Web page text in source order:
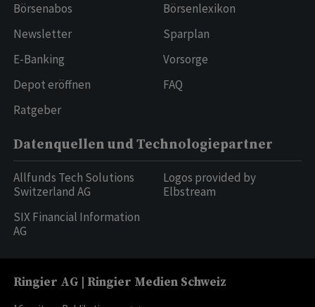
Börsenabos
Newsletter
E-Banking
Depot eröffnen
Ratgeber
Börsenlexikon
Sparplan
Vorsorge
FAQ
Datenquellen und Technologiepartner
Allfunds Tech Solutions
Switzerland AG
SIX Financial Information
AG
Logos provided by
Elbstream
Ringier AG | Ringier Medien Schweiz